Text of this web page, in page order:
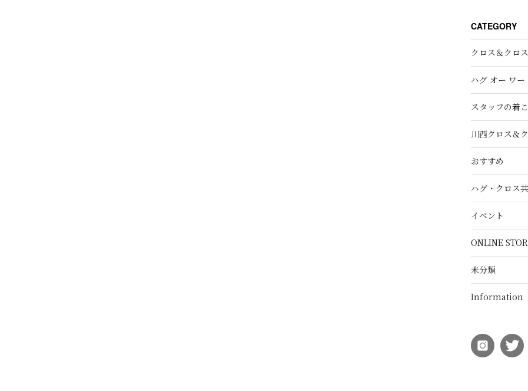
CATEGORY
クロス＆クロス
ハグ オー ワー
スタッフの着
川西クロス＆
おすすめ
ハグ・クロス
イベント
ONLINE
未分類
Information